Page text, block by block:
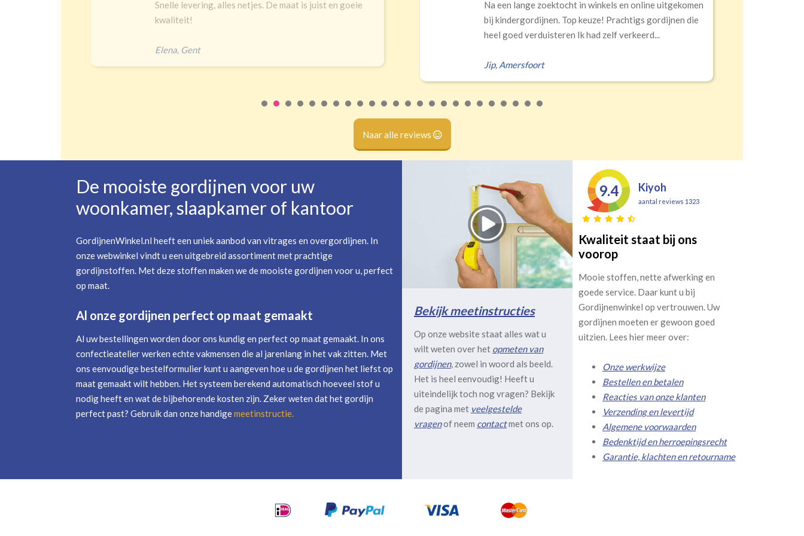
Snelle levering, alles netjes. De maat is juist en goeie
Na een lange zoektocht in winkels en online uitgekomen
bij kindergordijnen. Top keuze! Prachtigs gordijnen die
heel goed verduisteren Ik had zelf verkeerd...
Naar alle reviews
De mooiste gordijnen voor uw
woonkamer, slaapkamer of kantoor
GordijnenWinkel.nl heeft een uniek aanbod van vitrages en overgordijnen. In
onze webwinkel vindt u een uitgebreid assortiment met prachtige
gordijnstoffen. Met deze stoffen maken we de mooiste gordijnen voor u, perfect
op maat.
Al onze gordijnen perfect op maat gemaakt
Al uw bestellingen worden door ons kundig en perfect op maat gemaakt. In ons
confectieatelier werken echte vakmensen die al jarenlang in het vak zitten. Met
ons eenvoudige bestelformulier kunt u aangeven hoe u de gordijnen het liefst op
maat gemaakt wilt hebben. Het systeem berekend automatisch hoeveel stof u
nodig heeft en wat de bijbehorende kosten zijn. Zeker weten dat het gordijn
perfect past? Gebruik dan onze handigemeetinstructie.
Bekijk meetinstructies
Op onze website staat alles wat u
wilt weten over het opmeten van
gordijnen, zowel in woord als beeld.
Het is heel eenvoudig! Heeft u
uiteindelijk toch nog vragen? Bekijk
de pagina met veelgestelde
vragenof neem contactmet ons op.
9.4 Kiyoh
aantal reviews 1323
Kwaliteit staat bij ons
voorop
Mooie stoffen, nette afwerking en
goede service. Daar kunt u bij
Gordijnenwinkel op vertrouwen. Uw
gordijnen moeten er gewoon goed
uitzien. Lees hier meer over:
Onze werkwijze
Bestellen en betalen
Reacties van onze klanten
Verzending en levertijd
Algemene voorwaarden
Bedenktijd en herroepingsrecht
Garantie, klachten en retourname